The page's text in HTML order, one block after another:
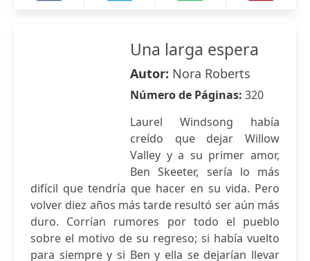
Una larga espera
Autor: Nora Roberts
Número de Páginas: 320
Laurel Windsong había
creído que dejar Willow
Valley y a su primer amor,
Ben Skeeter, sería lo más
difícil que tendría que hacer en su vida. Pero
volver diez años más tarde resultó ser aún más
duro. Corrían rumores por todo el pueblo
sobre el motivo de su regreso; si había vuelto
para siempre y si Ben y ella se dejarían llevar